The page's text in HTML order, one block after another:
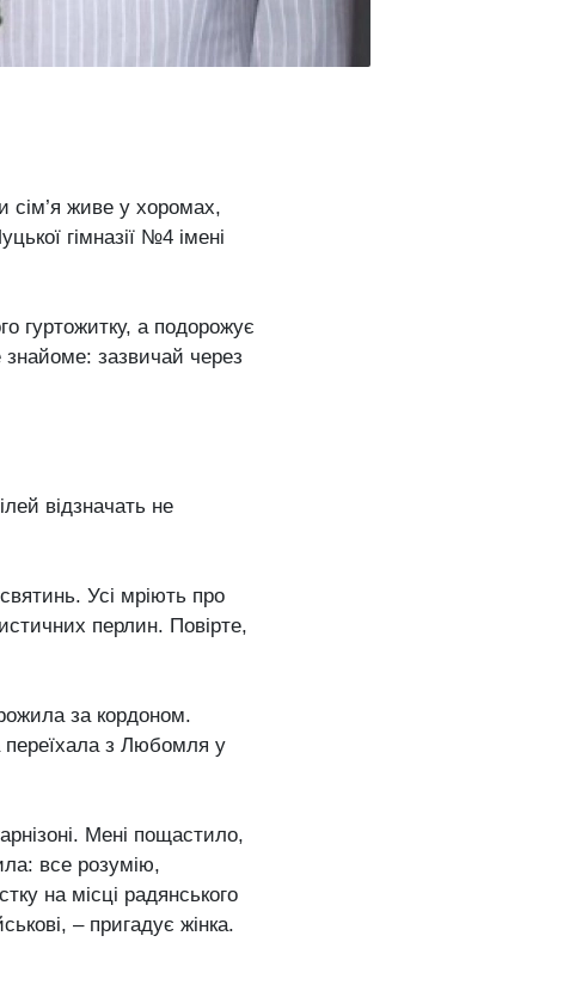
сім’я живе у хоромах,
гімназії №4 імені
гуртожитку, а подорожує
зазвичай через
відзначать не
Усі мріють про
перлин. Повірте,
за кордоном.
переїхала з Любомля у
Мені пощастило,
все розумію,
на місці радянського
– пригадує жінка.